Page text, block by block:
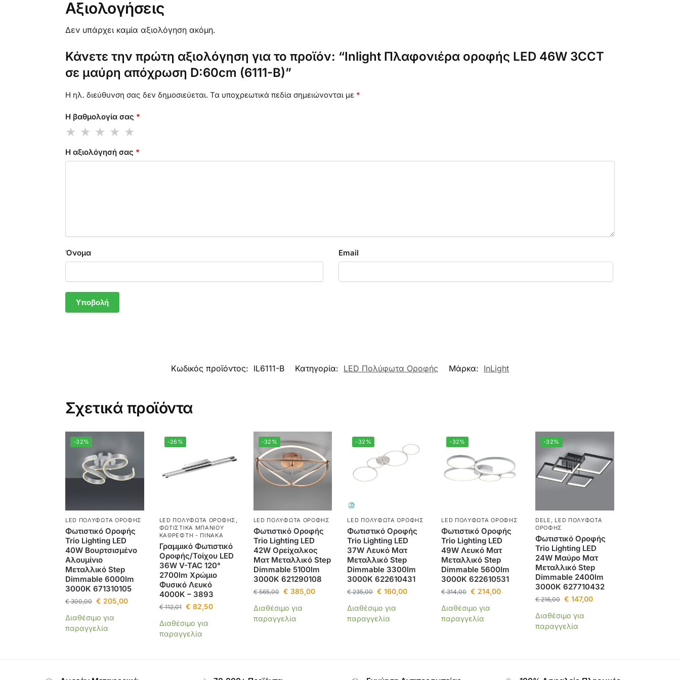
Αξιολογήσεις
Δεν υπάρχει καμία αξιολόγηση ακόμη.
Κάνετε την πρώτη αξιολόγηση για το προϊόν: “Inlight Πλαφονιέρα οροφής LED 46W 3CCT
σε μαύρη απόχρωση D:60cm (6111-B)”
Η ηλ. διεύθυνση σας δεν δημοσιεύεται. Τα υποχρεωτικά πεδία σημειώνονται με *
Η βαθμολογία σας *
Η αξιολόγησή σας *
Όνομα Email
Κωδικός προϊόντος: IL6111-B Κατηγορία: LED Πολύφωτα Οροφής Μάρκα: InLight
Σχετικά προϊόντα
-32%
LED ΠΟΛΎΦΩΤΑ ΟΡΟΦΉΣ
Φωτιστικό Οροφής
Trio Lighting LED
40W Βουρτσισμένο
Αλουμίνιο
Μεταλλικό Step
Dimmable 6000lm
3000K 671310105
€300,00 € 205,00
Διαθέσιμο για
παραγγελία
-26%
LED ΠΟΛΎΦΩΤΑ ΟΡΟΦΉΣ ,
ΦΩΤΙΣΤΙΚΆ ΜΠΆΝΙΟΥ
ΚΑΘΡΈΦΤΗ - ΠΊΝΑΚΑ
Γραμμικό Φωτιστικό
Οροφής/Τοίχου LED
36W V-TAC 120°
2700lm Χρώμιο
Φυσικό Λευκό
4000K – 3893
€112,01 € 82,50
Διαθέσιμο για
παραγγελία
-32%
LED ΠΟΛΎΦΩΤΑ ΟΡΟΦΉΣ
Φωτιστικό Οροφής
Trio Lighting LED
42W Ορείχαλκος
Ματ Μεταλλικό Step
Dimmable 5100lm
3000K 621290108
€565,00 € 385,00
Διαθέσιμο για
παραγγελία
-32%
LED ΠΟΛΎΦΩΤΑ ΟΡΟΦΉΣ
Φωτιστικό Οροφής
Trio Lighting LED
37W Λευκό Ματ
Μεταλλικό Step
Dimmable 3300lm
3000K 622610431
€235,00 € 160,00
Διαθέσιμο για
παραγγελία
-32%
LED ΠΟΛΎΦΩΤΑ ΟΡΟΦΉΣ
Φωτιστικό Οροφής
Trio Lighting LED
49W Λευκό Ματ
Μεταλλικό Step
Dimmable 5600lm
3000K 622610531
€314,00 € 214,00
Διαθέσιμο για
παραγγελία
-32%
DELE , LED ΠΟΛΎΦΩΤΑ
ΟΡΟΦΉΣ
Φωτιστικό Οροφής
Trio Lighting LED
24W Μαύρο Ματ
Μεταλλικό Step
Dimmable 2400lm
3000K 627710432
€216,00 € 147,00
Διαθέσιμο για
παραγγελία